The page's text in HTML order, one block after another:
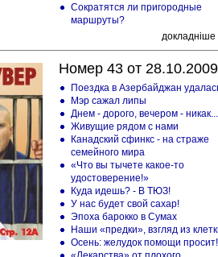
Сократятся ли пригородные
маршруты?
докладніше
Номер 43 от 28.10.2009
Поездка в Азербайджан
Мэр сажал липы
Днем - дорого, вечером - никак...
Живущие рядом с нами
Канадский сфинкс - на страже
семейного мира
«Что вы тычете какое-то
удостоверение!»
Куда идешь? - В ТЮЗ!
У нас будет свой сахар!
Эпоха барокко в Сумах
Наши «предки», взгляд из
Осень: желудок помощи просит!